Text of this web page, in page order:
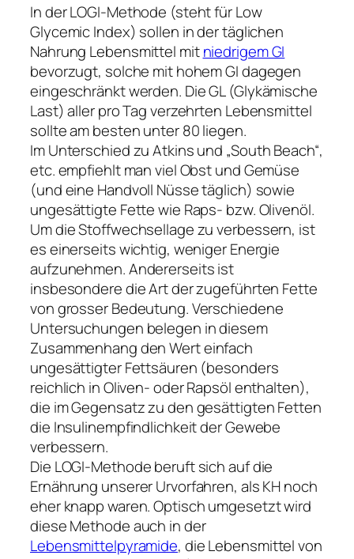
In der LOGI-Methode (steht für Low
Glycemic Index) sollen in der täglichen
Nahrung Lebensmittel mitniedrigem GI
bevorzugt, solche mit hohem GI dagegen
eingeschränkt werden. Die GL (Glykämische
Last) aller pro Tag verzehrten Lebensmittel
sollte am besten unter 80 liegen.
Im Unterschied zu Atkins und „South Beach“,
etc. empfiehlt man viel Obst und Gemüse
(und eine Handvoll Nüsse täglich) sowie
ungesättigte Fette wie Raps- bzw. Olivenöl.
Um die Stoffwechsellage zu verbessern, ist
es einerseits wichtig, weniger Energie
aufzunehmen. Andererseits ist
insbesondere die Art der zugeführten Fette
von grosser Bedeutung. Verschiedene
Untersuchungen belegen in diesem
Zusammenhang den Wert einfach
ungesättigter Fettsäuren (besonders
reichlich in Oliven- oder Rapsöl enthalten),
die im Gegensatz zu den gesättigten Fetten
die Insulinempfindlichkeit der Gewebe
verbessern.
Die LOGI-Methode beruft sich auf die
Ernährung unserer Urvorfahren, als KH noch
eher knapp waren. Optisch umgesetzt wird
diese Methode auch in der
Lebensmittelpyramide, die Lebensmittel von